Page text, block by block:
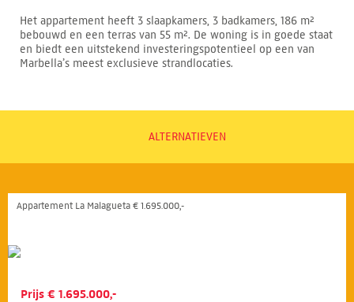
Het appartement heeft 3 slaapkamers, 3 badkamers, 186 m²
bebouwd en een terras van 55 m². De woning is in goede staat
en biedt een uitstekend investeringspotentieel op een van
Marbella’s meest exclusieve strandlocaties.
ALTERNATIEVEN
Appartement La Malagueta € 1.695.000,-
Prijs € 1.695.000,-